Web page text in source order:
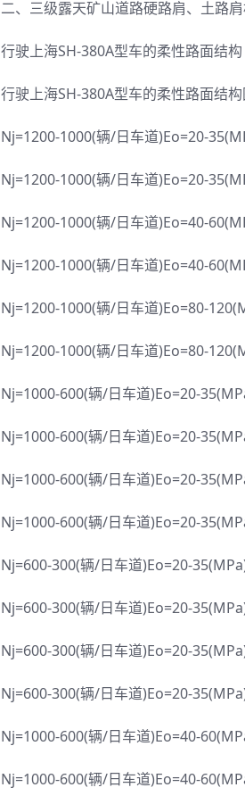
二、三级露天矿山道路硬路肩、土路
行驶上海SH-380A型车的柔性路面结
行驶上海SH-380A型车的柔性路面结
Nj=1200-1000(辆/日车道)Eo=20-
Nj=1200-1000(辆/日车道)Eo=20-
Nj=1200-1000(辆/日车道)Eo=40-
Nj=1200-1000(辆/日车道)Eo=40-
Nj=1200-1000(辆/日车道)Eo=80-
Nj=1200-1000(辆/日车道)Eo=80-
Nj=1000-600(辆/日车道)Eo=20-
Nj=1000-600(辆/日车道)Eo=20-
Nj=1000-600(辆/日车道)Eo=20-
Nj=1000-600(辆/日车道)Eo=20-
Nj=600-300(辆/日车道)Eo=20-
Nj=600-300(辆/日车道)Eo=20-
Nj=600-300(辆/日车道)Eo=20-
Nj=600-300(辆/日车道)Eo=20-
Nj=1000-600(辆/日车道)Eo=40-
Nj=1000-600(辆/日车道)Eo=40-